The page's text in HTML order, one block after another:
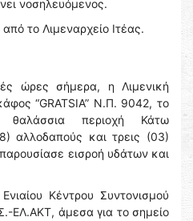
νοσηλευόμενος.
το Λιμεναρχείο Ιτέας.
ώρες σήμερα, η Λιμενική
“GRATSIA” Ν.Π. 9042, το
θαλάσσια περιοχή Κάτω
αλλοδαπούς και τρεις (03)
εισροή υδάτων και
Κέντρου Συντονισμού
ΕΛ.ΑΚΤ, άμεσα για το σημείο